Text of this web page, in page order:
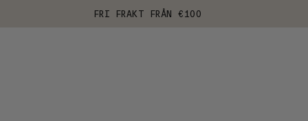
FRI FRAKT FRÅN €100